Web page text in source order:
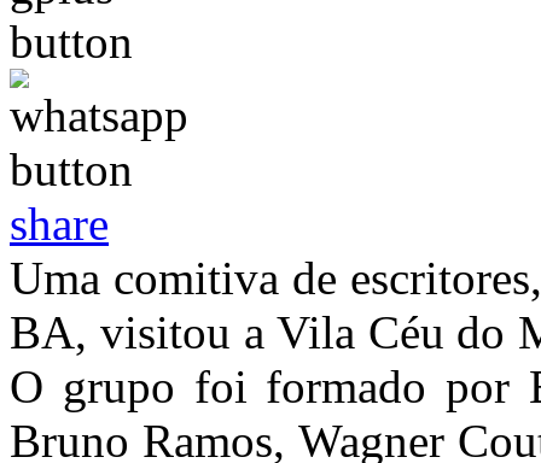
share
Uma comitiva de
BA, visitou a Vila Céu do
O grupo foi formado por
Bruno Ramos, Wagner